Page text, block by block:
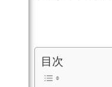
目次